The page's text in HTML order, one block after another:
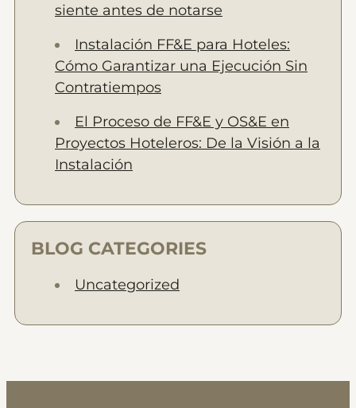
siente antes de notarse
Instalación FF&E para Hoteles:
Cómo Garantizar una Ejecución Sin
Contratiempos
El Proceso de FF&E y OS&E en
Proyectos Hoteleros: De la Visión a la
Instalación
BLOG CATEGORIES
Uncategorized